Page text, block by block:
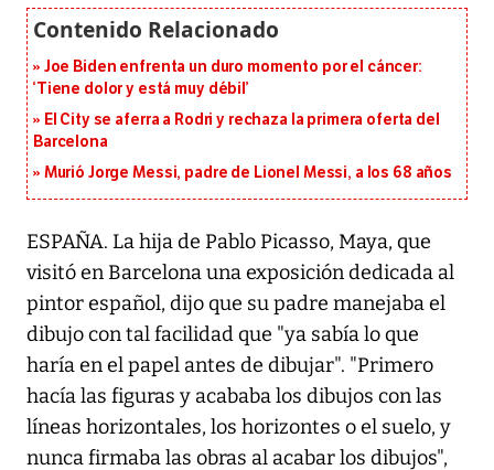
Joe Biden enfrenta un duro momento por el cáncer:
‘Tiene dolor y está muy débil’
El City se aferra a Rodri y rechaza la primera oferta del
Barcelona
Murió Jorge Messi, padre de Lionel Messi, a los 68 años
ESPAÑA. La hija de Pablo Picasso, Maya, que
visitó en Barcelona una exposición dedicada al
pintor español, dijo que su padre manejaba el
dibujo con tal facilidad que "ya sabía lo que
haría en el papel antes de dibujar". "Primero
hacía las figuras y acababa los dibujos con las
líneas horizontales, los horizontes o el suelo, y
nunca firmaba las obras al acabar los dibujos",